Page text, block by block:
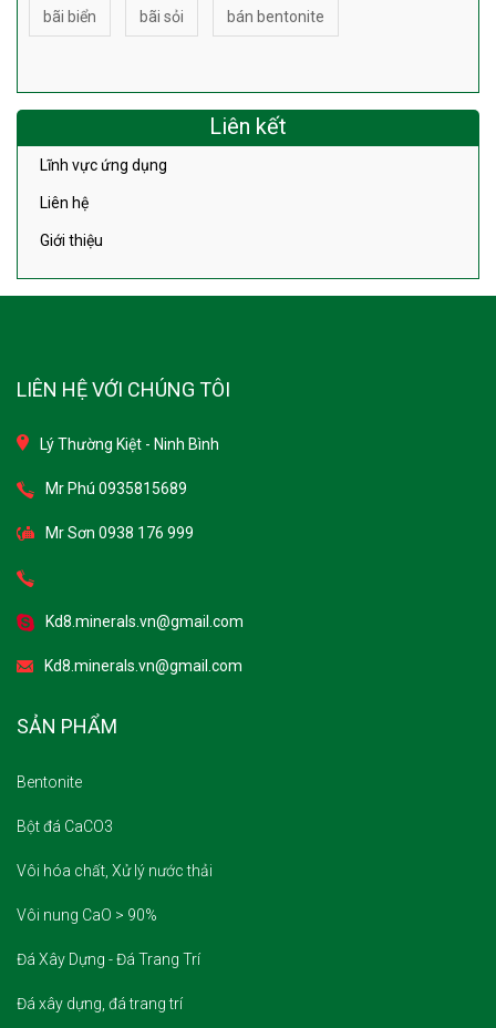
bãi biển bãi sỏi bán bentonite
Liên kết
Lĩnh vực ứng dụng
Liên hệ
Giới thiệu
LIÊN HỆ VỚI CHÚNG TÔI
Lý Thường Kiệt - Ninh Bình
Mr Phú 0935815689
Mr Sơn 0938 176 999
Kd8.minerals.vn@gmail.com
Kd8.minerals.vn@gmail.com
SẢN PHẨM
Bentonite
Bột đá CaCO3
Vôi hóa chất, Xử lý nước thải
Vôi nung CaO > 90%
Đá Xây Dựng - Đá Trang Trí
Đá xây dựng, đá trang trí